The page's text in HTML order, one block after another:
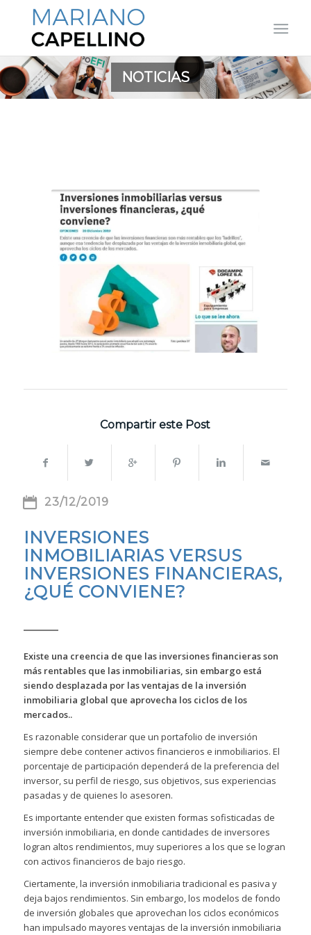
NOTICIAS
Compartir este Post
23/12/2019
INVERSIONES
INMOBILIARIAS VERSUS
INVERSIONES FINANCIERAS,
¿QUÉ CONVIENE?
Existe una creencia de que las inversiones financieras son
más rentables que las inmobiliarias, sin embargo está
siendo desplazada por las ventajas de la inversión
inmobiliaria global que aprovecha los ciclos de los
mercados..
Es razonable considerar que un portafolio de inversión
siempre debe contener activos financieros e inmobiliarios. El
porcentaje de participación dependerá de la preferencia del
inversor, su perfil de riesgo, sus objetivos, sus experiencias
pasadas y de quienes lo asesoren.
Es importante entender que existen formas sofisticadas de
inversión inmobiliaria, en donde cantidades de inversores
logran altos rendimientos, muy superiores a los que se logran
con activos financieros de bajo riesgo.
Ciertamente, la inversión inmobiliaria tradicional es pasiva y
deja bajos rendimientos. Sin embargo,los modelos de fondo
de inversión globales que aprovechan los ciclos económicos
han impulsado mayores ventajas de la inversión inmobiliaria